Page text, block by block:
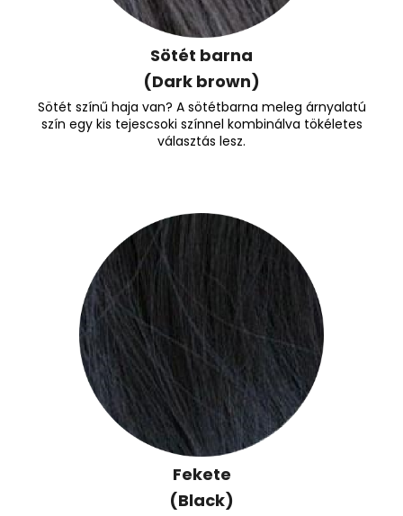
Sötét barna
(Dark brown)
Sötét színű haja van? A sötétbarna meleg árnyalatú
szín egy kis tejescsoki színnel kombinálva tökéletes
választás lesz.
Fekete
(Black)